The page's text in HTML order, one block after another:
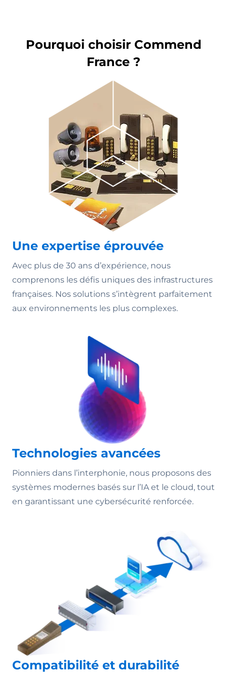
Pourquoi choisir Commend
France ?
Une expertise éprouvée
Avec plus de 30 ans d’expérience, nous
comprenons les défis uniques des infrastructures
françaises. Nos solutions s’intègrent parfaitement
aux environnements les plus complexes.
Technologies avancées
Pionniers dans l’interphonie, nous proposons des
systèmes modernes basés sur l’IA et le cloud, tout
en garantissant une cybersécurité renforcée.
Compatibilité et durabilité